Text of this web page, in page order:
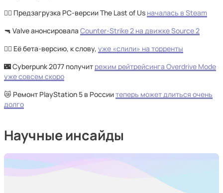
🧟‍♂️ Предзагрузка PC-версии The Last of Us началась в Steam
🔫 Valve анонсировала Counter-Strike 2 на движке Source 2
🏴‍☠️ Её бета-версию, к слову, уже «слили» на торренты
🌃 Cyberpunk 2077 получит режим рейтрейсинга Overdrive Mode
уже совсем скоро
😿 Ремонт PlayStation 5 в Россиитеперь может длиться очень
долго
Научные инсайды